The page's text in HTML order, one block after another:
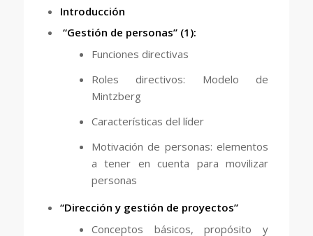
Introducción
“Gestión de personas” (1):
Funciones directivas
Roles directivos: Modelo de
Mintzberg
Características del líder
Motivación de personas: elementos
a tener en cuenta para movilizar
personas
“Dirección y gestión de proyectos”
Conceptos básicos, propósito y